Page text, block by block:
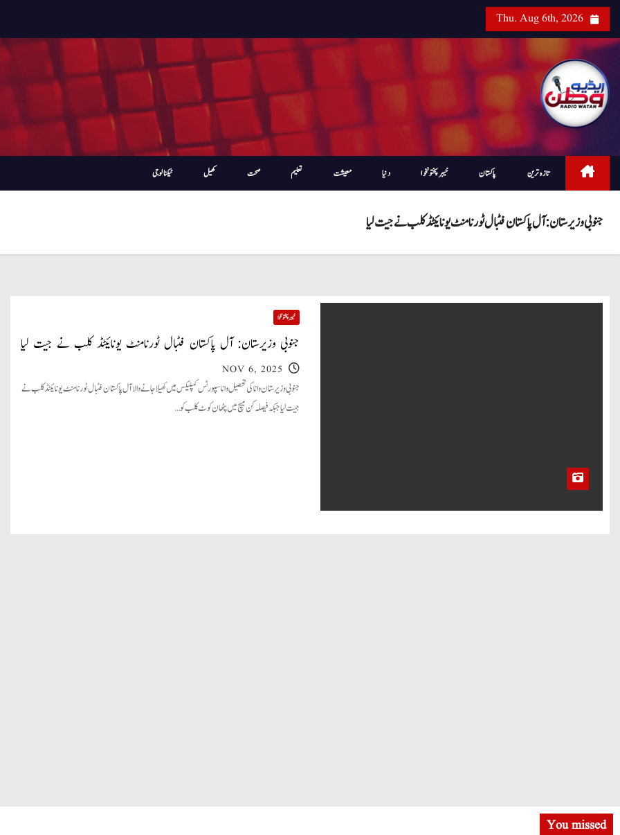
i
Thu. Aug 6th, 2026
تازہ ترین پاکستان خیبرپختونخوا دنیا معیشت تعلیم صحت کھیل ٹیکنالوجی
جنوبی وزیرستان: آل پاکستان فٹبال ٹورنامنٹ یونائیٹڈ کلب نے جیت لیا
خیبر پختونخوا
جنوبی وزیرستان: آل پاکستان فٹبال ٹورنامنٹ یونائیٹڈ کلب نے جیت لیا
NOV 6, 2025
جنوبی وزیرستان وانا کی تحصیل وانا سپورٹس کمپلیکس میں کھیلا جانے والا آل پاکستان فٹبال ٹورنامنٹ یونائیٹڈ کلب نے
جیت لیا جبکہ فیصلہ کن میچ میں پٹھان کوٹ کلب کو…
You missed